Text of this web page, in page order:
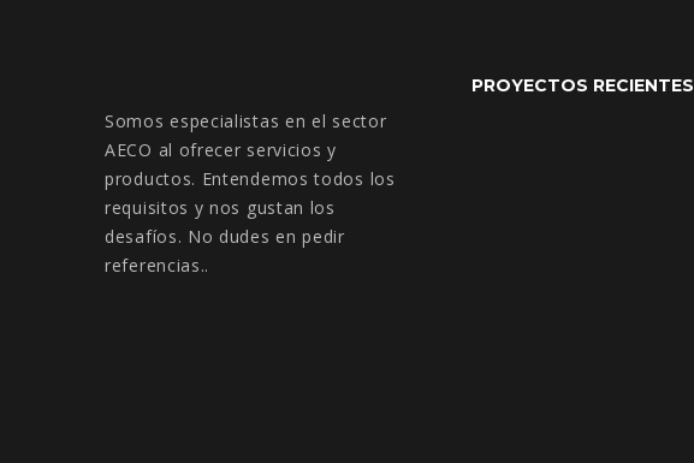
Somos especialistas en el sector
AECO al ofrecer servicios y
productos. Entendemos todos los
requisitos y nos gustan los
desafíos. No dudes en pedir
referencias..
PROYECTOS RECIENTES